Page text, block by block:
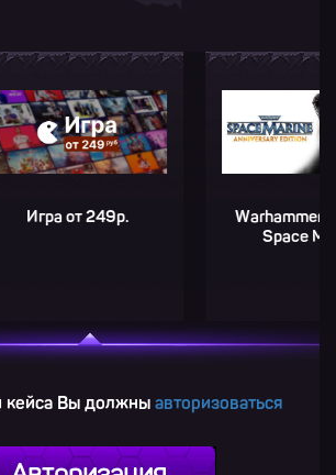
от 249р.
Warhammer
Space Marine
кейса Вы должны авторизоваться